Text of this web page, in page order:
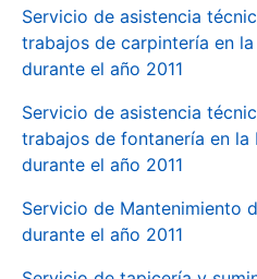
Servicio de asistencia
trabajos de carpintería en
durante el año 2011
Servicio de asistencia
trabajos de fontanería en la
durante el año 2011
Servicio de Mantenimiento
durante el año 2011